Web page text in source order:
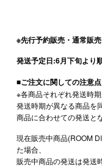
※先行予約販売・通常販
発送予定日:6月下旬より
■ご注文に関しての注意点
※各商品それぞれ発送時期
発送時期が異なる商品を
商品に合わせての発送と
現在販売中商品(ROOM
た場合、
販売中商品の発送は発送